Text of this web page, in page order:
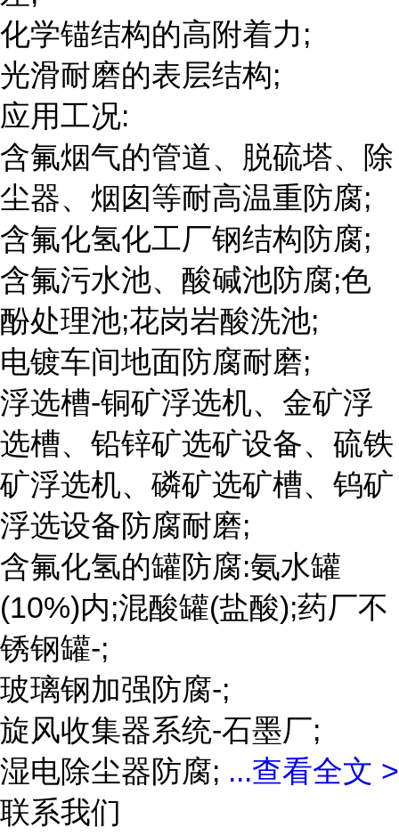
化学锚结构的高附着力;
光滑耐磨的表层结构;
应用工况:
含氟烟气的管道、脱硫塔、除
尘器、烟囱等耐高温重防腐;
含氟化氢化工厂钢结构防腐;
含氟污水池、酸碱池防腐;色
酚处理池;花岗岩酸洗池;
电镀车间地面防腐耐磨;
浮选槽-铜矿浮选机、金矿浮
选槽、铅锌矿选矿设备、硫铁
矿浮选机、磷矿选矿槽、钨矿
浮选设备防腐耐磨;
含氟化氢的罐防腐:氨水罐
(10%)内;混酸罐(盐酸);药厂不
锈钢罐-;
玻璃钢加强防腐-;
旋风收集器系统-石墨厂;
湿电除尘器防腐; ...查看全文 >
联系我们